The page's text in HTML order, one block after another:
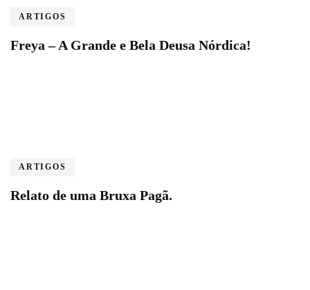
ARTIGOS
Freya – A Grande e Bela Deusa Nórdica!
ARTIGOS
Relato de uma Bruxa Pagã.